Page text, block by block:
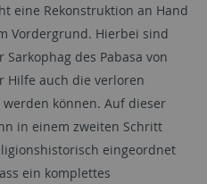
eine Rekonstruktion an Hand
Vordergrund. Hierbei sind
des Pabasa von
Hilfe auch die verloren
werden können. Auf dieser
in einem zweiten Schritt
eingeordnet
ein komplettes